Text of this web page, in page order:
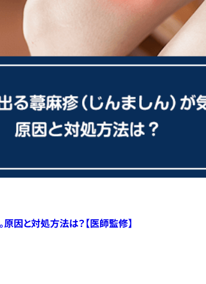
因と対処方法は？【医師監修】